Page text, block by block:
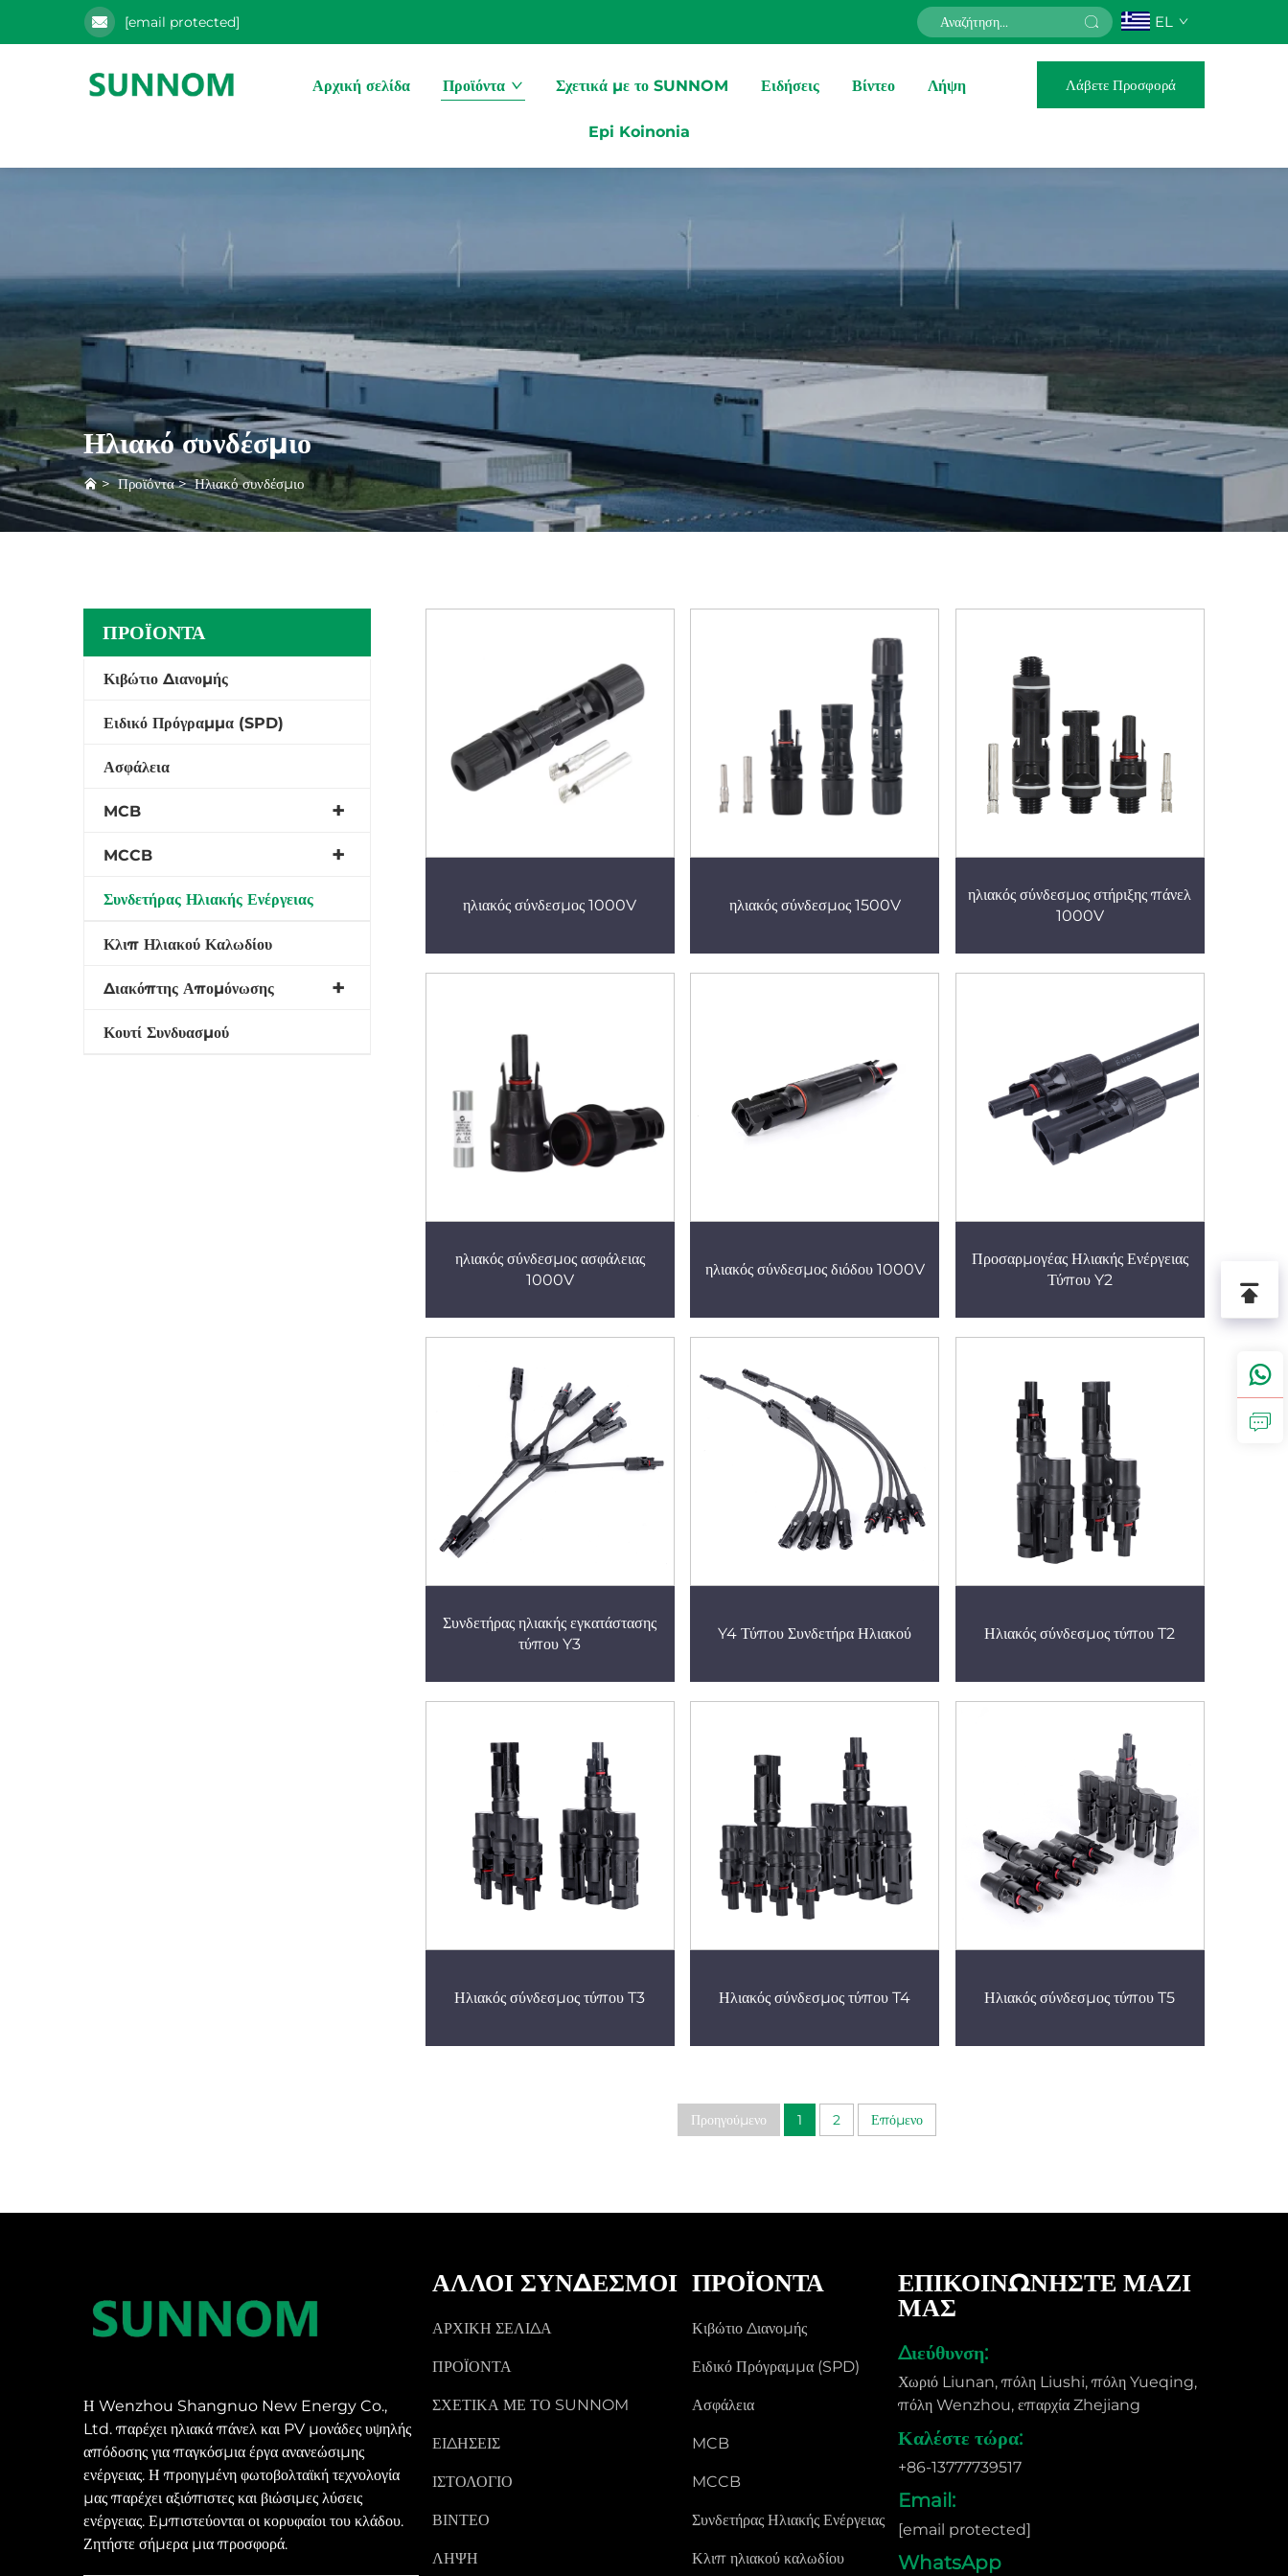
[email protected] EL
Αρχική σελίδα Προϊόντα Σχετικά με το SUNNOM Ειδήσεις Βίντεο Λήψη
Epi Koinonia
Λάβετε Προσφορά
Ηλιακό συνδέσμιο
>Προϊόντα>Ηλιακό συνδέσμιο
ΠΡΟΪΌΝΤΑ
Κιβώτιο Διανομής
Ειδικό Πρόγραμμα (SPD)
Ασφάλεια
MCB
MCCB
Συνδετήρας Ηλιακής Ενέργειας
Κλιπ Ηλιακού Καλωδίου
Διακόπτης Απομόνωσης
Κουτί Συνδυασμού
ηλιακός σύνδεσμος 1000V ηλιακός σύνδεσμος 1500V
ηλιακός σύνδεσμος στήριξης πάνελ
1000V
ηλιακός σύνδεσμος ασφάλειας
1000V
ηλιακός σύνδεσμος διόδου 1000V
Προσαρμογέας Ηλιακής Ενέργειας
Τύπου Y2
Συνδετήρας ηλιακής εγκατάστασης
τύπου Y3
Y4 Τύπου Συνδετήρα Ηλιακού Ηλιακός σύνδεσμος τύπου T2
Ηλιακός σύνδεσμος τύπου T3 Ηλιακός σύνδεσμος τύπου T4 Ηλιακός σύνδεσμος τύπου T5
Προηγούμενο 1 2 Επόμενο
Η Wenzhou Shangnuo New Energy Co.,
Ltd. παρέχει ηλιακά πάνελ και PV μονάδες υψηλής
απόδοσης για παγκόσμια έργα ανανεώσιμης
ενέργειας. Η προηγμένη φωτοβολταϊκή τεχνολογία
μας παρέχει αξιόπιστες και βιώσιμες λύσεις
ενέργειας. Εμπιστεύονται οι κορυφαίοι του κλάδου.
Ζητήστε σήμερα μια προσφορά.
ΆΛΛΟΙ ΣΎΝΔΕΣΜΟΙ
ΑΡΧΙΚΉ ΣΕΛΊΔΑ
ΠΡΟΪΌΝΤΑ
ΣΧΕΤΙΚΆ ΜΕ ΤΟ SUNNOM
ΕΙΔΉΣΕΙΣ
ΙΣΤΟΛΌΓΙΟ
ΒΊΝΤΕΟ
ΛΉΨΗ
ΠΡΟΪΌΝΤΑ
Κιβώτιο Διανομής
Ειδικό Πρόγραμμα (SPD)
Ασφάλεια
MCB
MCCB
Συνδετήρας Ηλιακής Ενέργειας
Κλιπ ηλιακού καλωδίου
ΕΠΙΚΟΙΝΩΝΗΣΤΕ ΜΑΖΙ
ΜΑΣ
Διεύθυνση:
Χωριό Liunan, πόλη Liushi, πόλη Yueqing,
πόλη Wenzhou, επαρχία Zhejiang
Καλέστε τώρα:
+86-13777739517
Email:
[email protected]
WhatsApp